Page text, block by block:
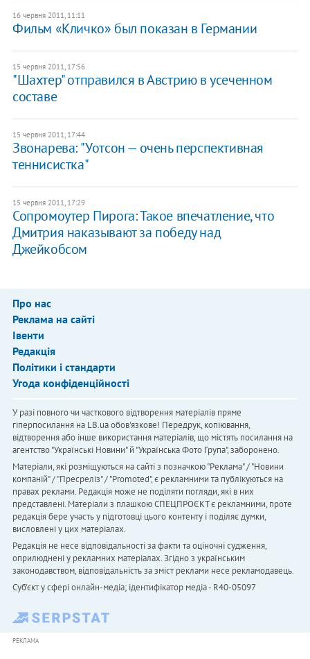
16 червня 2011, 11:11
Фильм «Кличко» был показан в Германии
15 червня 2011, 17:56
"Шахтер" отправился в Австрию в усеченном
составе
15 червня 2011, 17:44
Звонарева: "Уотсон — очень перспективная
теннисистка"
15 червня 2011, 17:29
Сопромоутер Пирога: Такое впечатление, что
Дмитрия наказывают за победу над
Джейкобсом
Про нас
Реклама на сайті
Івенти
Редакція
Політики і стандарти
Угода конфіденційності
У разі повного чи часткового відтворення матеріалів пряме
гіперпосилання на LB.ua обов'язкове! Передрук, копіювання,
відтворення або інше використання матеріалів, що містять посилання на
агентство "Українськi Новини" й "Українська Фото Група", заборонено.
Матеріали, які розміщуються на сайті з позначкою "Реклама" / "Новини
компаній" / "Пресреліз" / "Promoted", є рекламними та публікуються на
правах реклами. Редакція може не поділяти погляди, які в них
представлені. Матеріали з плашкою СПЕЦПРОЄКТ є рекламними, проте
редакція бере участь у підготовці цього контенту і поділяє думки,
висловлені у цих матеріалах.
Редакція не несе відповідальності за факти та оціночні судження,
оприлюднені у рекламних матеріалах. Згідно з українським
законодавством, відповідальність за зміст реклами несе рекламодавець.
Cуб'єкт у сфері онлайн-медіа; ідентифікатор медіа - R40-05097
РЕКЛАМА